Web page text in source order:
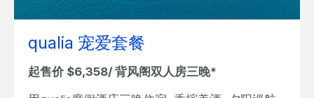
qualia 宠爱套餐
起售价 $6,358/ 背风阁双人房三晚*